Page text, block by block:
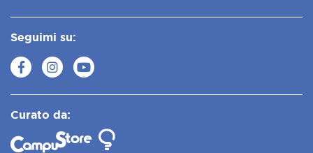
Seguimi su:
Curato da: